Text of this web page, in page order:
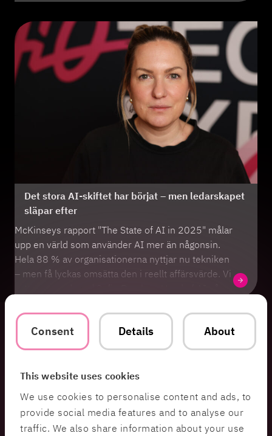
Consent Details About
This website uses cookies
We use cookies to personalise content and ads, to
provide social media features and to analyse our
traffic. We also share information about your use
Det stora AI-skiftet har börjat – men ledarskapet
släpar efter
McKinseys rapport "The State of AI in 2025" målar
upp en värld som använder AI mer än någonsin.
Hela 88 % av organisationerna nyttjar nu tekniken
– men få lyckas omsätta den i reellt affärsvärde. Vi
gapet mellan "AI-användarna" och de verkliga "AI-
ledarna" växer sig allt större under 2025.